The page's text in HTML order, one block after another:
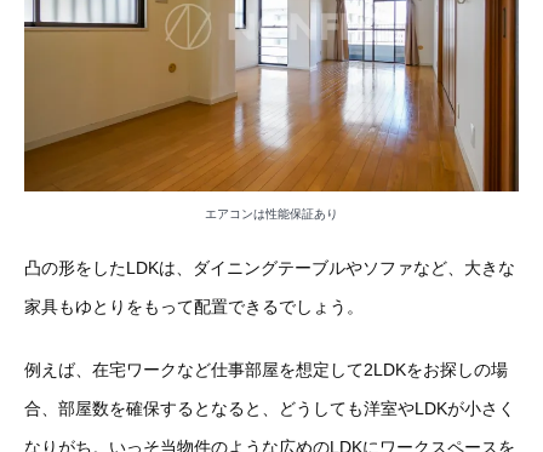
エアコンは性能保証あり
凸の形をしたLDKは、ダイニングテーブルやソファなど、大きな
家具もゆとりをもって配置できるでしょう。
例えば、在宅ワークなど仕事部屋を想定して2LDKをお探しの場
合、部屋数を確保するとなると、どうしても洋室やLDKが小さく
なりがち。 いっそ当物件のような広めのLDKにワークスペースを